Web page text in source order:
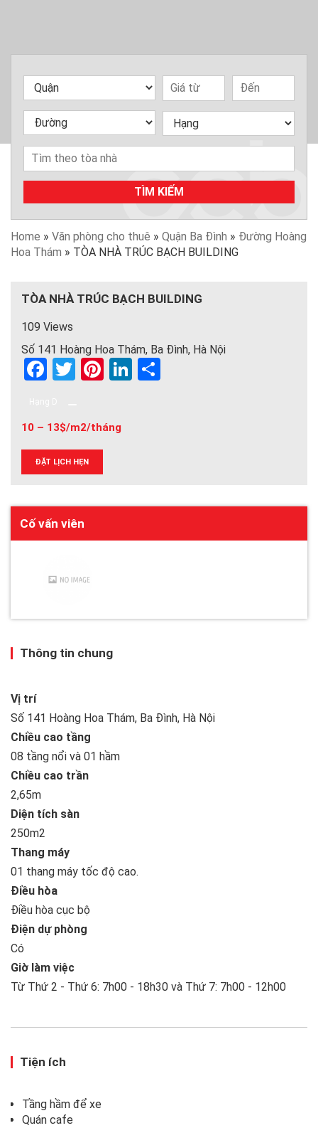
TÌM KIẾM
Home » Văn phòng cho thuê » Quận Ba Đình » Đường Hoàng
Hoa Thám » TÒA NHÀ TRÚC BẠCH BUILDING
TÒA NHÀ TRÚC BẠCH BUILDING
109 Views
Số 141 Hoàng Hoa Thám, Ba Đình, Hà Nội
F
b
o
o
k
T
er
Pi
es
Li
10 – 13$/m2/tháng
ĐẶT LỊCH HẸN
Cố vấn viên
Thông tin chung
Vị trí
Số 141 Hoàng Hoa Thám, Ba Đình, Hà Nội
Chiều cao tầng
08 tầng nổi và 01 hầm
Chiều cao trần
2,65m
Diện tích sàn
250m2
Thang máy
01 thang máy tốc độ cao.
Điều hòa
Điều hòa cục bộ
Điện dự phòng
Có
Giờ làm việc
Từ Thứ 2 - Thứ 6: 7h00 - 18h30 và Thứ 7: 7h00 - 12h00
Tiện ích
Tầng hầm để xe
Quán cafe